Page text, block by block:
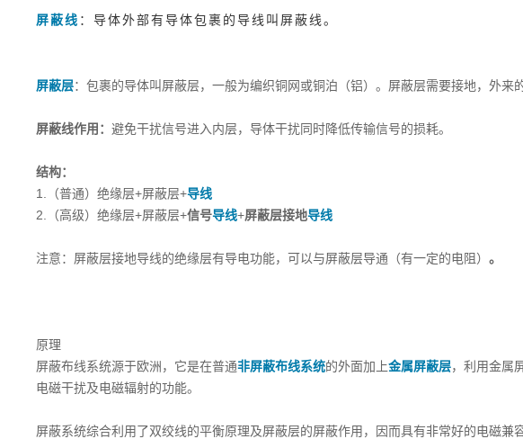
屏蔽线 ：导体外部有导体包裹的导线叫屏蔽线。
屏蔽层：包裹的导体叫屏蔽层，一般为编织铜网或铜泊（铝）。屏蔽层需要接地，外来
屏蔽线作用：避免干扰信号进入内层，导体干扰同时降低传输信号的损耗。
结构：
1.（普通）绝缘层+屏蔽层+导线
2.（高级）绝缘层+屏蔽层+信号导线+屏蔽层接地导线
注意：屏蔽层接地导线的绝缘层有导电功能，可以与屏蔽层导通（有一定的电阻）。
原理
屏蔽布线系统源于欧洲，它是在普通非屏蔽布线系统的外面加上金属屏蔽层，利用金属
电磁干扰及电磁辐射的功能。
屏蔽系统综合利用了双绞线的平衡原理及屏蔽层的屏蔽作用，因而具有非常好的电磁兼